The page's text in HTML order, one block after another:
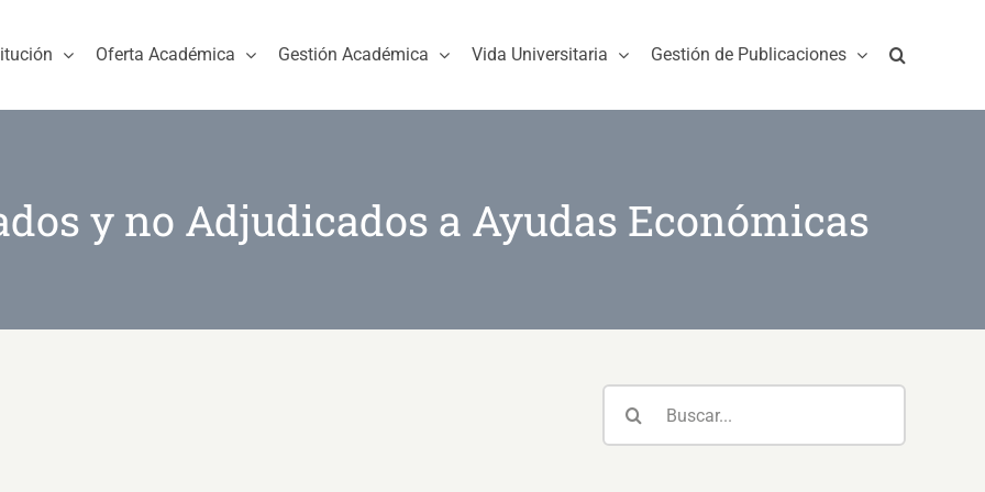
Oferta Académica Gestión Académica Vida Universitaria Gestión de Publicaciones
y no Adjudicados a Ayudas Económicas